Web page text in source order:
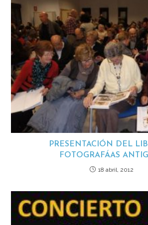
PRESENTACIÓN DEL
FOTOGRAFÁAS
18 abril, 2012